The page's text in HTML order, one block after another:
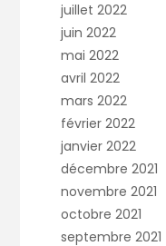
juillet 2022
juin 2022
mai 2022
avril 2022
mars 2022
février 2022
janvier 2022
décembre 2021
novembre 2021
octobre 2021
septembre 2021